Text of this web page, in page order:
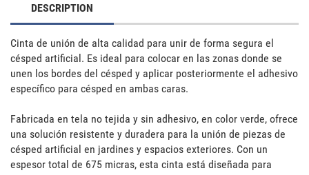
DESCRIPTION
Cinta de unión de alta calidad para unir de forma segura el
césped artificial. Es ideal para colocar en las zonas donde se
unen los bordes del césped y aplicar posteriormente el adhesivo
específico para césped en ambas caras.
Fabricada en tela no tejida y sin adhesivo, en color verde, ofrece
una solución resistente y duradera para la unión de piezas de
césped artificial en jardines y espacios exteriores. Con un
espesor total de 675 micras, esta cinta está diseñada para